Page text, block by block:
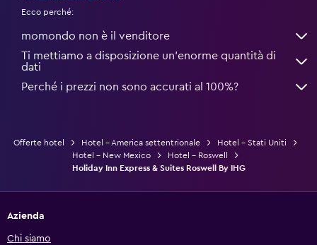
Ecco perché:
momondo non è il venditore
Ti mettiamo a disposizione un’enorme quantità di
dati
Perché i prezzi non sono accurati al 100%?
Offerte hotel Hotel - America settentrionale
Hotel - Stati Uniti
Hotel - New Mexico
Hotel - Roswell
Holiday Inn Express & Suites Roswell By IHG
Azienda
Chi siamo